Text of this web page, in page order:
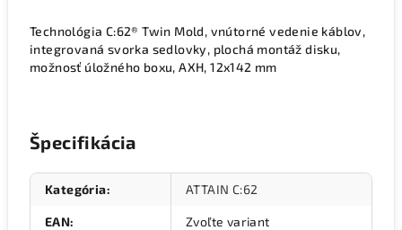
Technológia C:62® Twin Mold, vnútorné vedenie káblov,
integrovaná svorka sedlovky, plochá montáž disku,
možnosť úložného boxu, AXH, 12x142 mm
Špecifikácia
Kategória: ATTAIN C:62
EAN: Zvoľte variant